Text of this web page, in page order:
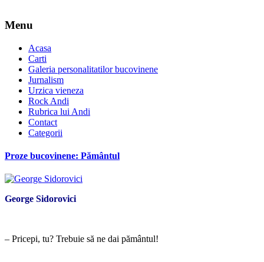
Menu
Acasa
Carti
Galeria personalitatilor bucovinene
Jurnalism
Urzica vieneza
Rock Andi
Rubrica lui Andi
Contact
Categorii
Proze bucovinene: Pământul
George Sidorovici
– Pricepi, tu? Trebuie să ne dai pământul!